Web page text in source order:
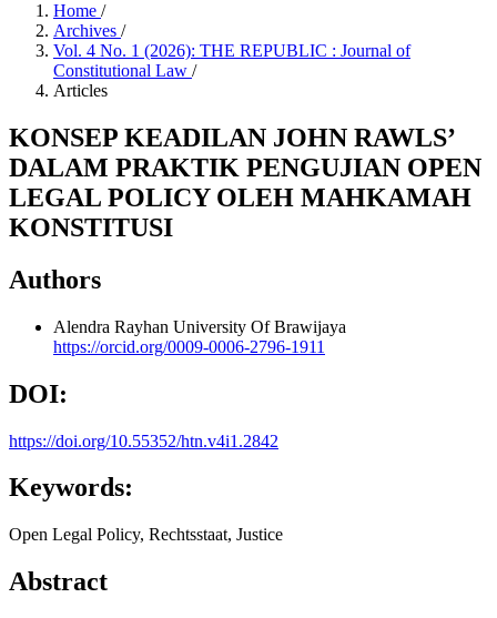
Home /
Archives /
Vol. 4 No. 1 (2026): THE REPUBLIC : Journal of
Constitutional Law /
Articles
KONSEP KEADILAN JOHN RAWLS’
DALAM PRAKTIK PENGUJIAN OPEN
LEGAL POLICY OLEH MAHKAMAH
KONSTITUSI
Authors
Alendra Rayhan University Of Brawijaya
https://orcid.org/0009-0006-2796-1911
DOI:
https://doi.org/10.55352/htn.v4i1.2842
Keywords:
Open Legal Policy, Rechtsstaat, Justice
Abstract